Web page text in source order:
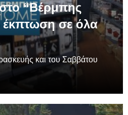
“Βέρμπης
έκπτωση σε όλα
και του Σαββάτου